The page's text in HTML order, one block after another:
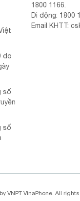
do
số
số
1800 1166.
Di động: 1800
Email KHTT:
VNPT VinaPhone. All rights